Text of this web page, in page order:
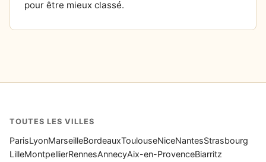
pour être mieux classé.
TOUTES LES VILLES
ParisLyonMarseilleBordeauxToulouseNiceNantesStrasbourg
LilleMontpellierRennesAnnecyAix-en-ProvenceBiarritz